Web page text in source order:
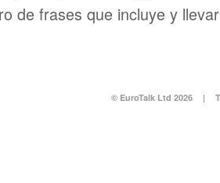
de frases que incluye y
© EuroTalk Ltd 2026 |